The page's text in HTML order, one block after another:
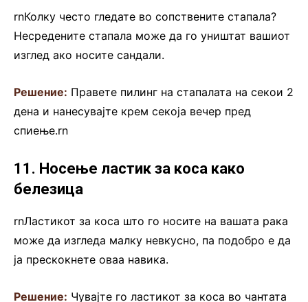
rnКолку често гледате во сопствените стапала?
Несредените стапала може да го уништат вашиот
изглед ако носите сандали.
Решение: Правете пилинг на стапалата на секои 2
дена и нанесувајте крем секоја вечер пред
спиење.rn
11. Носење ластик за коса како
белезица
rnЛастикот за коса што го носите на вашата рака
може да изгледа малку невкусно, па подобро е да
ја прескокнете оваа навика.
Решение: Чувајте го ластикот за коса во чантата